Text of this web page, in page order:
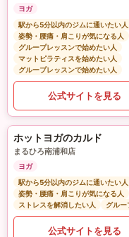
ヨガ
駅から5分以内のジムに通いたい人
姿勢・腰痛・肩こりが気になる人
グループレッスンで始めたい人
マットピラティスを始めたい人
グループレッスンで始めたい人
公式サイトを見る
ホットヨガのカルド
まるひろ南浦和店
ヨガ
駅から5分以内のジムに通いたい人
姿勢・腰痛・肩こりが気になる人
ストレスを解消したい人
グルー
公式サイトを見る